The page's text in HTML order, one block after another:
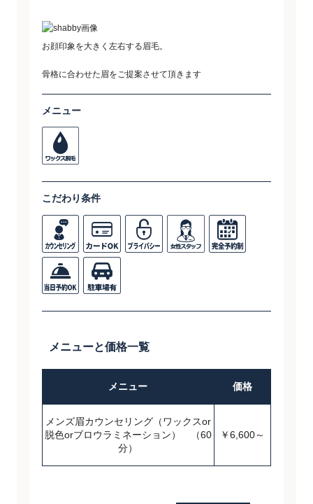
お顔印象を大きく左右する眉毛。
骨格に合わせた眉をご提案させて頂きます
メニュー
こだわり条件
メニューと価格一覧
メニュー 価格
メンズ眉カウンセリング（ワックスor
脱色orブロウラミネーション） （60
分）
￥6,600～